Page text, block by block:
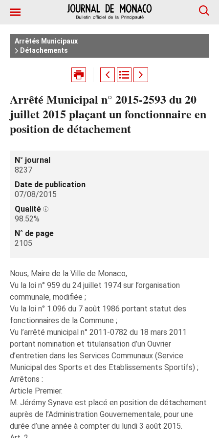
Arrêtés Municipaux
Détachements
Arrêté Municipal n° 2015-2593 du 20
juillet 2015 plaçant un fonctionnaire en
position de détachement
N° journal
8237
Date de publication
07/08/2015
Qualité
98.52%
N° de page
2105
Nous, Maire de la Ville de Monaco,
Vu la loi n° 959 du 24 juillet 1974 sur l’organisation
communale, modifiée ;
Vu la loi n° 1.096 du 7 août 1986 portant statut des
fonctionnaires de la Commune ;
Vu l’arrêté municipal n° 2011-0782 du 18 mars 2011
portant nomination et titularisation d’un Ouvrier
d’entretien dans les Services Communaux (Service
Municipal des Sports et des Etablissements Sportifs) ;
Arrêtons :
Article Premier.
M. Jérémy Synave est placé en position de détachement
auprès de l’Administration Gouvernementale, pour une
durée d’une année à compter du lundi 3 août 2015.